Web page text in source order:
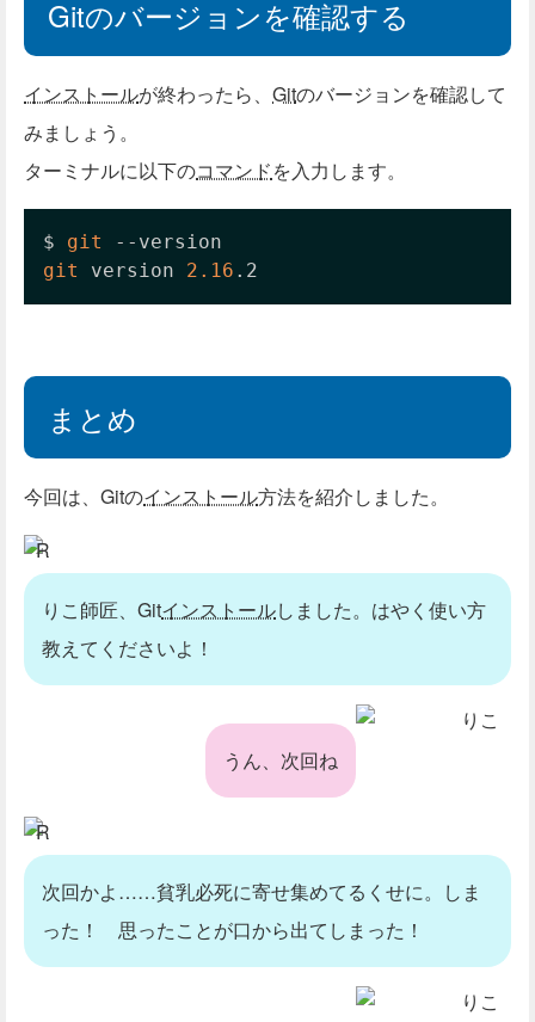
Gitのバージョンを確認する
インストールが終わったら、 Gitのバージョンを確認して
みましょう。
ターミナルに以下のコマンドを入力します。
$ git
git
version 2.16 .2
まとめ
今回は、Gitのインストール方法を紹介しました。
R
りこ師匠、Gitインストールしました。はやく使い方
教えてくださいよ！
りこ
うん、次回ね
R
次回かよ……貧乳必死に寄せ集めてるくせに。しま
った！ 思ったことが口から出てしまった！
りこ